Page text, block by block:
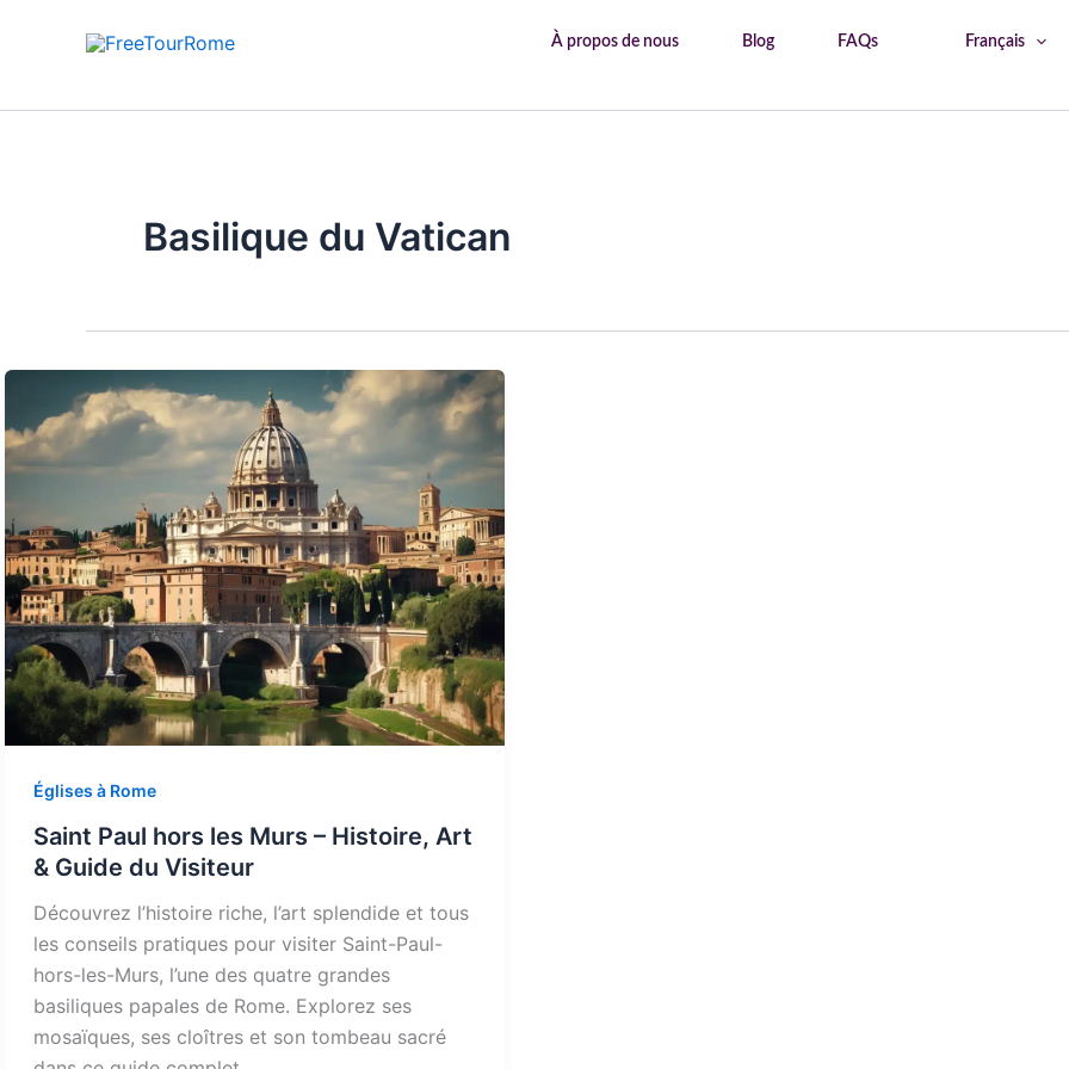
À propos de nous Blog FAQs Français
Basilique du Vatican
Églises à Rome
Saint Paul hors les Murs – Histoire, Art
& Guide du Visiteur
Découvrez l’histoire riche, l’art splendide et tous
les conseils pratiques pour visiter Saint-Paul-
hors-les-Murs, l’une des quatre grandes
basiliques papales de Rome. Explorez ses
mosaïques, ses cloîtres et son tombeau sacré